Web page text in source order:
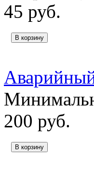
45 руб.
В корзину
200 руб.
В корзину